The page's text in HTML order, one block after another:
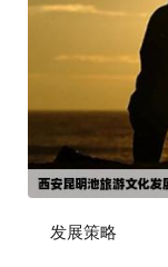
发展策略